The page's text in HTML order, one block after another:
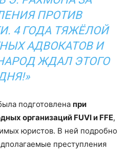
ПРОТИВ
4 ГОДА ТЯЖЁЛОЙ
АДВОКАТОВ И
ЖДАЛ ЭТОГО
подготовлена при
организаций FUVI и FFE,
юристов. В ней подробно
преступления